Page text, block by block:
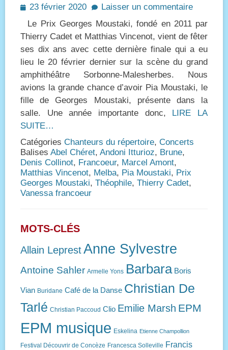
Posted
23 février 2020
Laisser un commentaire
Le Prix Georges Moustaki, fondé en 2011 par
Thierry Cadet et Matthias Vincenot, vient de fêter
ses dix ans avec cette dernière finale qui a eu
lieu le 20 février dernier sur la scène du grand
amphithéâtre Sorbonne-Malesherbes. Nous
avions la grande chance d’avoir Pia Moustaki, le
fille de Georges Moustaki, présente dans la
salle. Une année importante donc,
LIRE LA
SUITE…
Catégories Chanteurs du répertoire, Concerts
Balises Abel Chéret, Andoni Itturioz, Brune,
Denis Collinot, Francoeur, Marcel Amont,
Matthias Vincenot, Melba, Pia Moustaki, Prix
Georges Moustaki, Théophile, Thierry Cadet,
Vanessa francoeur
MOTS-CLÉS
Allain LeprestAnne Sylvestre
Antoine Sahler Armelle Yons Barbara Boris
Vian Buridane Café de la Danse Christian De
Tarlé Christian Paccoud Clio Emilie Marsh EPM
EPM musique Eskelina Etienne Champollion
Festival Découvrir de Concèze Francesca Solleville Francis